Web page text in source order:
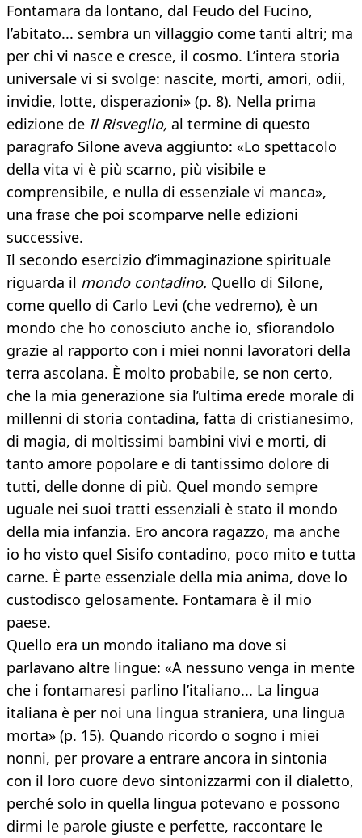
Fontamara da lontano, dal Feudo del Fucino,
l’abitato... sembra un villaggio come tanti altri; ma
per chi vi nasce e cresce, il cosmo. L’intera storia
universale vi si svolge: nascite, morti, amori, odii,
invidie, lotte, disperazioni» (p. 8). Nella prima
edizione de Il Risveglio, al termine di questo
paragrafo Silone aveva aggiunto: «Lo spettacolo
della vita vi è più scarno, più visibile e
comprensibile, e nulla di essenziale vi manca»,
una frase che poi scomparve nelle edizioni
successive.
Il secondo esercizio d’immaginazione spirituale
riguarda il mondo contadino. Quello di Silone,
come quello di Carlo Levi (che vedremo), è un
mondo che ho conosciuto anche io, sfiorandolo
grazie al rapporto con i miei nonni lavoratori della
terra ascolana. È molto probabile, se non certo,
che la mia generazione sia l’ultima erede morale di
millenni di storia contadina, fatta di cristianesimo,
di magia, di moltissimi bambini vivi e morti, di
tanto amore popolare e di tantissimo dolore di
tutti, delle donne di più. Quel mondo sempre
uguale nei suoi tratti essenziali è stato il mondo
della mia infanzia. Ero ancora ragazzo, ma anche
io ho visto quel Sisifo contadino, poco mito e tutta
carne. È parte essenziale della mia anima, dove lo
custodisco gelosamente. Fontamara è il mio
paese.
Quello era un mondo italiano ma dove si
parlavano altre lingue: «A nessuno venga in mente
che i fontamaresi parlino l’italiano... La lingua
italiana è per noi una lingua straniera, una lingua
morta» (p. 15). Quando ricordo o sogno i miei
nonni, per provare a entrare ancora in sintonia
con il loro cuore devo sintonizzarmi con il dialetto,
perché solo in quella lingua potevano e possono
dirmi le parole giuste e perfette, raccontare le